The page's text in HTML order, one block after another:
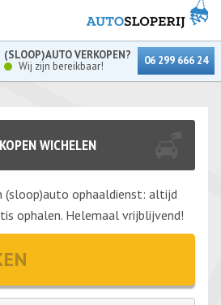
(SLOOP)AUTO VERKOPEN?
Wij zijn bereikbaar!
06 299 666 24
WICHELEN
(sloop)auto ophaaldienst: altijd
ophalen. Helemaal vrijblijvend!